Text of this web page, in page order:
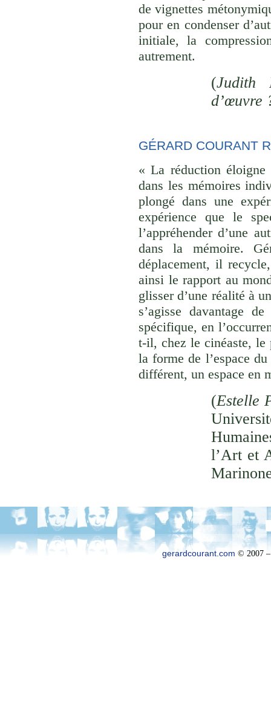
de vignettes
pour en condenser
initiale, la
autrement.
(Judith
d’œuvre
GÉRARD COURANT
« La réduction
dans les mémoires
plongé dans une
expérience que le
l’appréhender d’une
dans la mémoire.
déplacement, il
ainsi le rapport au
glisser d’une réalité à
s’agisse davantage
spécifique, en
t-il, chez le cinéaste, le
la forme de l’espace
différent, un espace en
(Estelle
l’Art et
gerardcourant.com © 2007